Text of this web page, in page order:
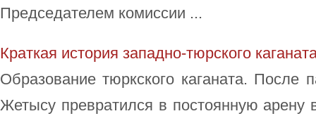
Председателем комиссии ...
Краткая история западно-тюрского
Образование тюркского каганата. После
Жетысу превратился в постоянную арену